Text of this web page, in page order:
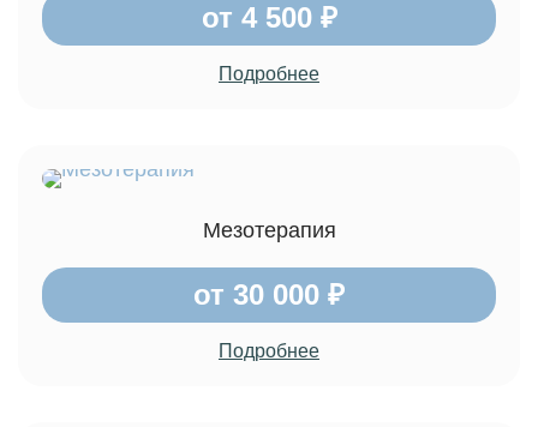
от 4 500 ₽
Подробнее
Мезотерапия
от 30 000 ₽
Подробнее